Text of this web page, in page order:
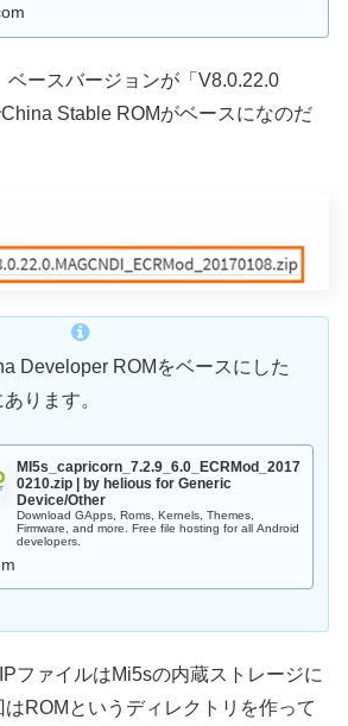
ベースバージョンが「V8.0.22.0
Stable ROMがベースになのだ
Developer ROMをベースにした
ります。
MI5s_capricorn_7.2.9_6.0_ECRMod_2017
0210.zip | by helious for Generic
Device/Other
Download GApps, Roms, Kernels, Themes,
Firmware, and more. Free file hosting for all Android
developers.
ファイルはMi5sの内蔵ストレージに
ROMというディレクトリを作って